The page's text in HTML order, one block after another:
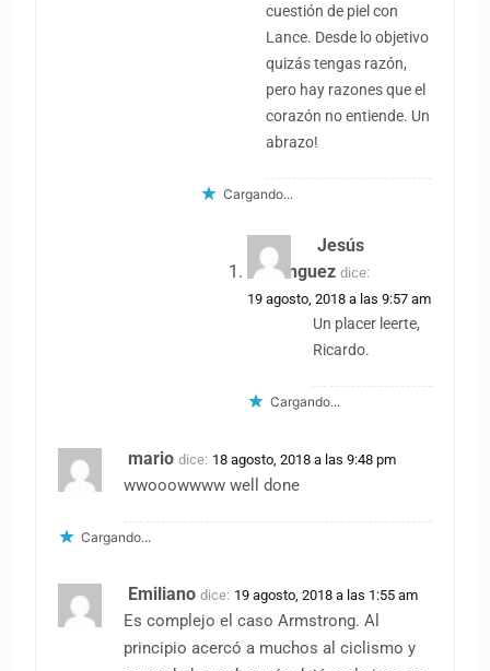
cuestión de piel con
Lance. Desde lo objetivo
quizás tengas razón,
pero hay razones que el
corazón no entiende. Un
abrazo!
Cargando...
Jesús
Domínguez dice:
19 agosto, 2018 a las 9:57 am
Un placer leerte,
Ricardo.
Cargando...
mario dice: 18 agosto, 2018 a las 9:48 pm
wwooowwww well done
Cargando...
Emiliano dice: 19 agosto, 2018 a las 1:55 am
Es complejo el caso Armstrong. Al
principio acercó a muchos al ciclismo y